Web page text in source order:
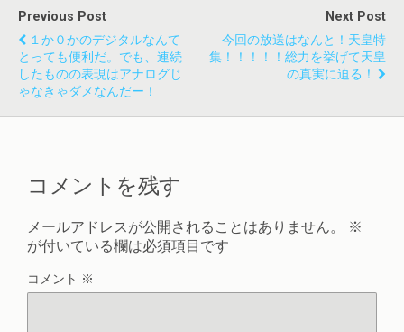
Previous Post
１か０かのデジタルなんて
とっても便利だ。でも、連続
したものの表現はアナログじ
ゃなきゃダメなんだー！
Next Post
今回の放送はなんと！天皇特
集！！！！！総力を挙げて天皇
の真実に迫る！
コメントを残す
メールアドレスが公開されることはありません。
※
が付いている欄は必須項目です
コメント ※